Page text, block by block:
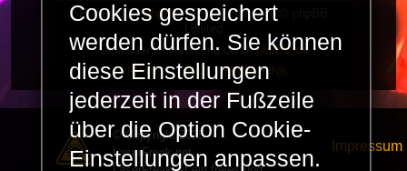
Powered byphpBB® Forum Software © phpBB
Limited
Deutsche Übersetzung durchphpBB.de
PRIVACY_LINK
TERMS_LINK
© Copyright 2025 -
LaserFreak.net
Impressum
Cookies gespeichert
werden dürfen. Sie können
diese Einstellungen
jederzeit in der Fußzeile
über die Option Cookie-
Einstellungen anpassen.